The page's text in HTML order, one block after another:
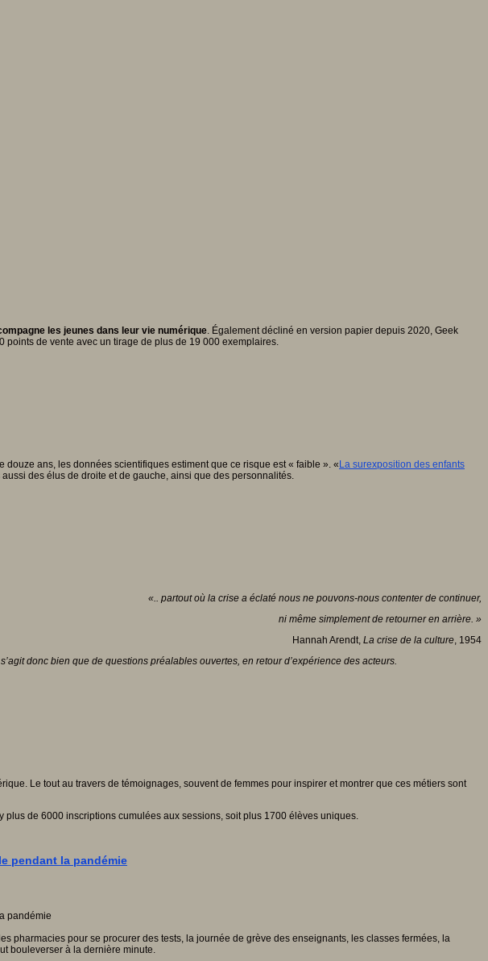
les jeunes dans leur vie numérique. Également décliné en version papier depuis 2020, Geek
de vente avec un tirage de plus de 19 000 exemplaires.
ans, les données scientifiques estiment que ce risque est « faible ». « La surexposition des enfants
des élus de droite et de gauche, ainsi que des personnalités.
«.. partout où la crise a éclaté nous ne pouvons-nous contenter de continuer,
ni même simplement de retourner en arrière. »
Hannah Arendt, La crise de la culture, 1954
donc bien que de questions préalables ouvertes, en retour d’expérience des acteurs.
Le tout au travers de témoignages, souvent de femmes pour inspirer et montrer que ces métiers sont
de 6000 inscriptions cumulées aux sessions, soit plus 1700 élèves uniques.
pendant la pandémie
pharmacies pour se procurer des tests, la journée de grève des enseignants, les classes fermées, la
bouleverser à la dernière minute.